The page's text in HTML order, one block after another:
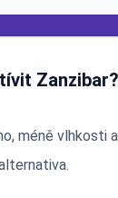
Zanzibar?
méně vlhkosti a